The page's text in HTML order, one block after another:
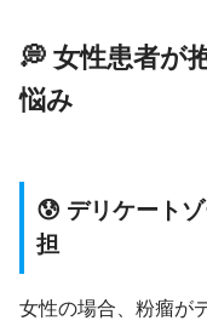
💭 女性患者が
悩み
😰 デリケート
担
女性の場合、粉瘤が